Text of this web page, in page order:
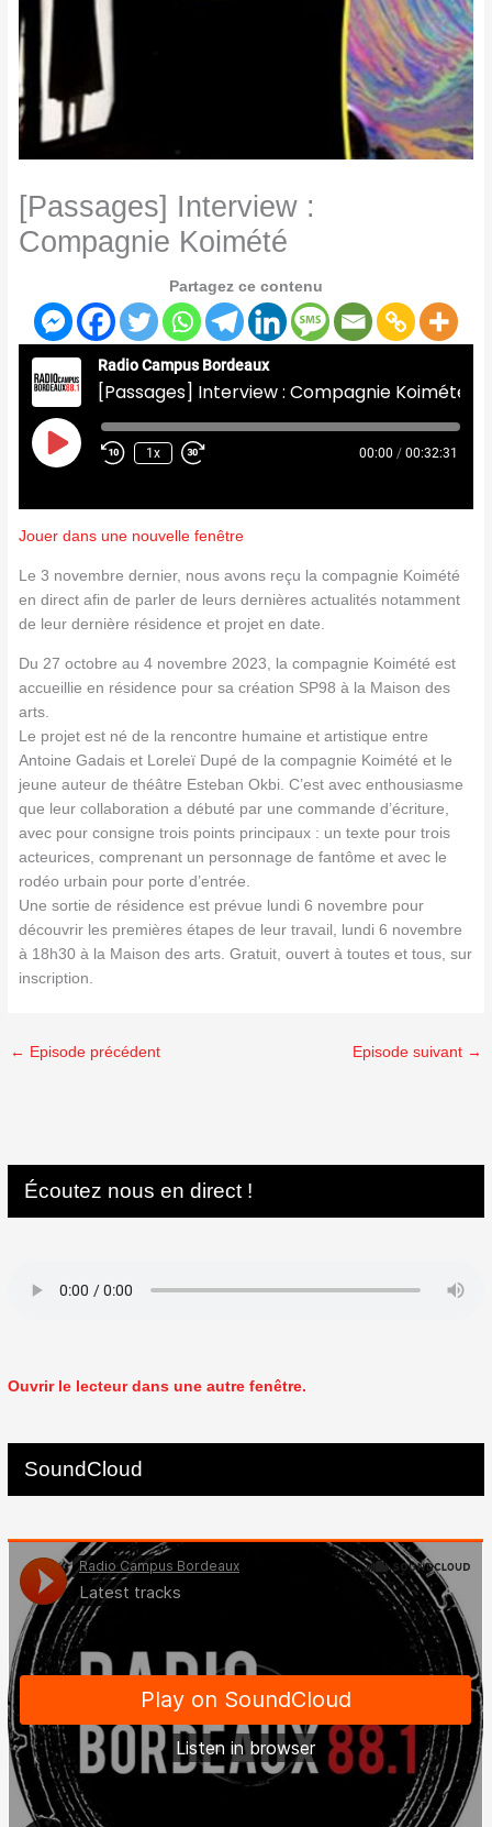
[Passages] Interview :
Compagnie Koimété
Partagez ce contenu
Radio Campus Bordeaux
[Passages] Interview : Compagnie Koimété
Play
Episode
1x 00:00 / 00:32:31
Jouer dans une nouvelle fenêtre
Le 3 novembre dernier, nous avons reçu la compagnie Koimété
en direct afin de parler de leurs dernières actualités notamment
de leur dernière résidence et projet en date.
Du 27 octobre au 4 novembre 2023, la compagnie Koimété est
accueillie en résidence pour sa création SP98 à la Maison des
arts.
Le projet est né de la rencontre humaine et artistique entre
Antoine Gadais et Loreleï Dupé de la compagnie Koimété et le
jeune auteur de théâtre Esteban Okbi. C’est avec enthousiasme
que leur collaboration a débuté par une commande d’écriture,
avec pour consigne trois points principaux : un texte pour trois
acteurices, comprenant un personnage de fantôme et avec le
rodéo urbain pour porte d’entrée.
Une sortie de résidence est prévue lundi 6 novembre pour
découvrir les premières étapes de leur travail, lundi 6 novembre
à 18h30 à la Maison des arts. Gratuit, ouvert à toutes et tous, sur
inscription.
← Episode précédent Episode suivant →
Écoutez nous en direct !
Ouvrir le lecteur dans une autre fenêtre.
SoundCloud